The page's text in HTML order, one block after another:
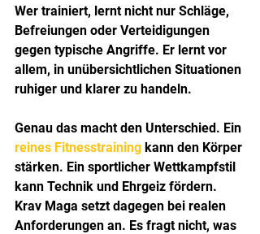
Wer trainiert, lernt nicht nur Schläge,
Befreiungen oder Verteidigungen
gegen typische Angriffe. Er lernt vor
allem, in unübersichtlichen Situationen
ruhiger und klarer zu handeln.
Genau das macht den Unterschied. Ein
reines Fitnesstraining kann den Körper
stärken. Ein sportlicher Wettkampfstil
kann Technik und Ehrgeiz fördern.
Krav Maga setzt dagegen bei realen
Anforderungen an. Es fragt nicht, was